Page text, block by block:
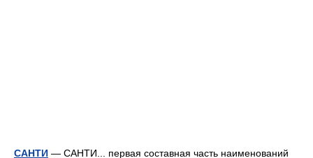
САНТИ — САНТИ... первая составная часть наименований